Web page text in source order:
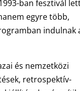
ban fesztivál
egyre több,
indulnak
és nemzetközi
retrospektív-